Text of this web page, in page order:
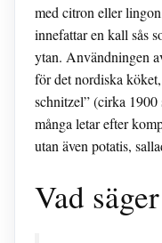
med citron eller
innefattar en kall sås
ytan. Användningen
för det nordiska
schnitzel” (cirka
många letar efter
utan även potatis,
Vad